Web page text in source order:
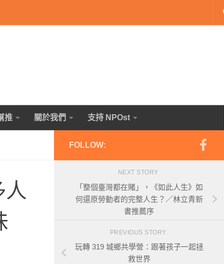
推 關於我們 支持 NPOst
FOLLOW:
NEXT STORY
「整個臺灣都在賭」，《如此人生》如
何還原勞動者的完整人生？／林立青新
書推薦序
PREVIOUS STORY
玩轉 319 城鄉共學營：跟著孩子一起拯
救世界